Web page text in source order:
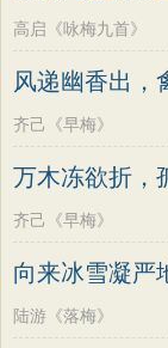
高启《咏梅九首》
风递幽香出，
齐己《早梅》
万木冻欲折，
齐己《早梅》
向来冰雪凝严
陆游《落梅》